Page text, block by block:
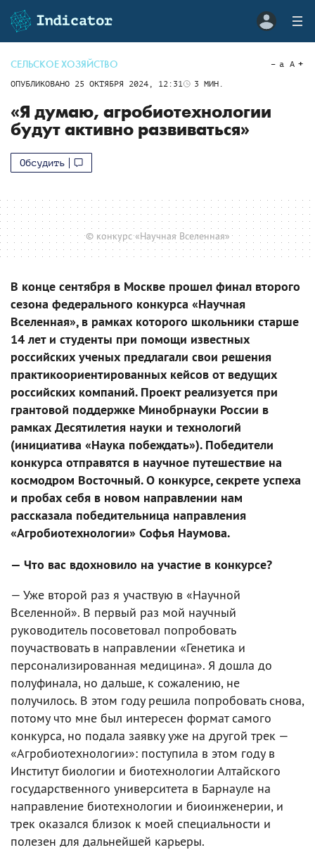
СЕЛЬСКОЕ ХОЗЯЙСТВО
ОПУБЛИКОВАНО 25 ОКТЯБРЯ 2024, 12:31 3 МИН.
a A
«Я думаю, агробиотехнологии
будут активно развиваться»
Обсудить
© конкурс «Научная Вселенная»
В конце сентября в Москве прошел финал второго
сезона федерального конкурса «Научная
Вселенная», в рамках которого школьники старше
14 лет и студенты при помощи известных
российских ученых предлагали свои решения
практикоориентированных кейсов от ведущих
российских компаний. Проект реализуется при
грантовой поддержке Минобрнауки России в
рамках Десятилетия науки и технологий
(инициатива «Наука побеждать»). Победители
конкурса отправятся в научное путешествие на
космодром Восточный. О конкурсе, секрете успеха
и пробах себя в новом направлении нам
рассказала победительница направления
«Агробиотехнологии» Софья Наумова.
— Что вас вдохновило на участие в конкурсе?
— Уже второй раз я участвую в «Научной
Вселенной». В первый раз мой научный
руководитель посоветовал попробовать
поучаствовать в направлении «Генетика и
персонализированная медицина». Я дошла до
полуфинала, но дальше, к сожалению, не
получилось. В этом году решила попробовать снова,
потому что мне был интересен формат самого
конкурса, но подала заявку уже на другой трек —
«Агробиотехнологии»: поступила в этом году в
Институт биологии и биотехнологии Алтайского
государственного университета в Барнауле на
направление биотехнологии и биоинженерии, и
трек оказался близок к моей специальности и
полезен для дальнейшей карьеры.